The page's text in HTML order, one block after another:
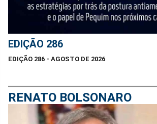
EDIÇÃO 286
EDIÇÃO 286 - AGOSTO DE 2026
RENATO BOLSONARO